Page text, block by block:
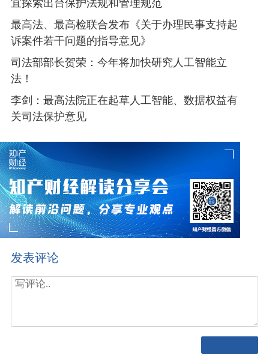
宜探索出台保护法规和管理规范
最高法、最高检联合发布《关于办理民事支持起
诉案件若干问题的指导意见》
司法部部长贺荣：今年将加快研究人工智能立
法！
李剑：最高法院正在起草人工智能、数据权益有
关司法保护意见
发表评论